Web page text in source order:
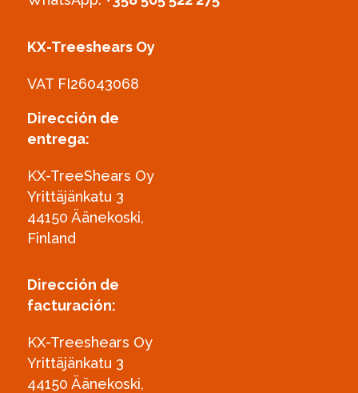
KX-Treeshears Oy
VAT FI26043068
Dirección de
entrega:
KX-TreeShears Oy
Yrittäjänkatu 3
44150 Äänekoski,
Finland
Dirección de
facturación:
KX-Treeshears Oy
Yrittäjänkatu 3
44150 Äänekoski,